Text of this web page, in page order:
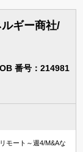
ルギー商社/
番号：214981
モート～週4/M&Aな